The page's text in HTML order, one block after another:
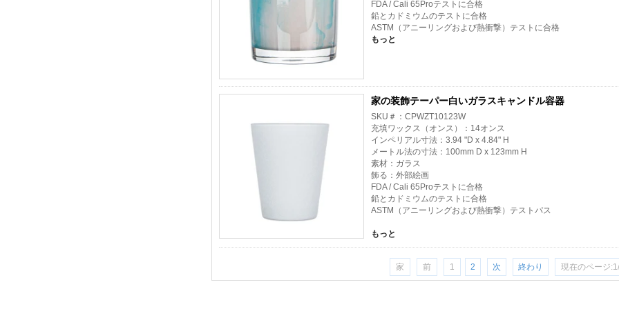
FDA / Cali 65Proテストに合格
鉛とカドミウムのテストに合格
ASTM（アニーリングおよび熱衝撃）テストに合格
もっと
家の装飾テーパー白いガラスキャンドル容器
SKU＃：CPWZT10123W
充填ワックス（オンス）：14オンス
インペリアル寸法：3.94 "D x 4.84" H
メートル法の寸法：100mm D x 123mm H
素材：ガラス
飾る：外部絵画
FDA / Cali 65Proテストに合格
鉛とカドミウムのテストに合格
ASTM（アニーリングおよび熱衝撃）テストパス
もっと
家 前 1 2 次 終わり 現在のページ